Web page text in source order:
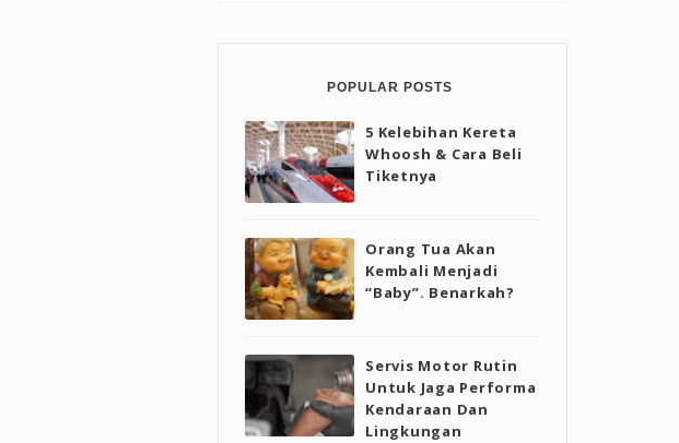
POPULAR POSTS
5 Kelebihan Kereta
Whoosh & Cara Beli
Tiketnya
Orang Tua Akan
Kembali Menjadi
“Baby”. Benarkah?
Servis Motor Rutin
Untuk Jaga Performa
Kendaraan Dan
Lingkungan